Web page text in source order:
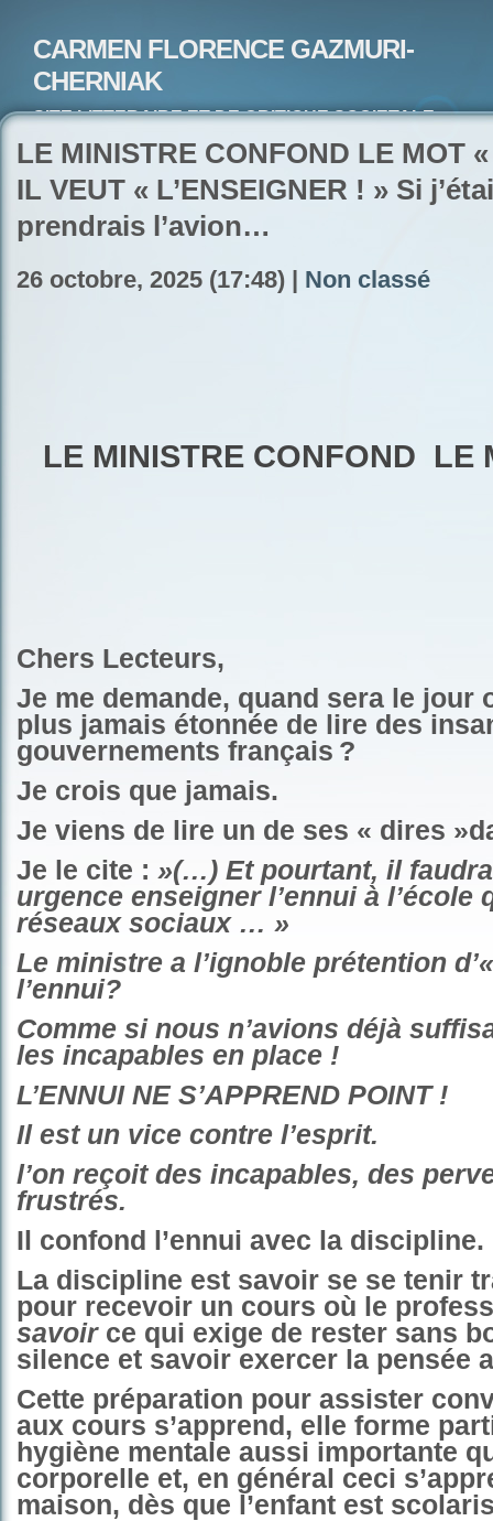
CARMEN FLORENCE GAZMURI-
CHERNIAK
SITE LITTERAIRE ET DE CRITIQUE SOCIETALE-
LE MINISTRE CONFOND LE MOT
IL VEUT « L’ENSEIGNER ! » Si
prendrais l’avion…
26 octobre, 2025 (17:48) | Non classé
LE MINISTRE CONFOND LE
Chers Lecteurs,
Je me demande, quand sera le jour
plus jamais étonnée de lire des
gouvernements français ?
Je crois que jamais.
Je viens de lire un de ses « dires
Je le cite : »(…) Et pourtant, il
urgence enseigner l’ennui à l’école
réseaux sociaux … »
Le ministre a l’ignoble prétention
l’ennui?
Comme si nous n’avions déjà
les incapables en place !
L’ENNUI NE S’APPREND POINT !
Il est un vice contre l’esprit.
l’on reçoit des incapables, des
frustrés.
Il confond l’ennui avec la discipline.
La discipline est savoir se se tenir
pour recevoir un cours où le
savoir ce qui exige de rester sans
silence et savoir exercer la pensée
Cette préparation pour assister
aux cours s’apprend, elle forme
hygiène mentale aussi importante
corporelle et, en général ceci
maison, dès que l’enfant est